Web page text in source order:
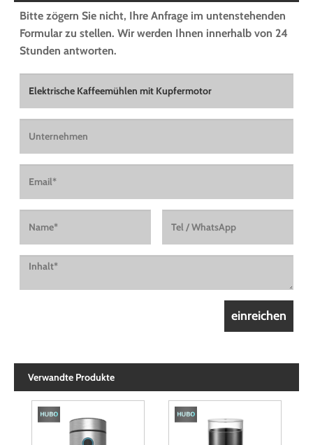
Bitte zögern Sie nicht, Ihre Anfrage im untenstehenden
Formular zu stellen. Wir werden Ihnen innerhalb von 24
Stunden antworten.
Verwandte Produkte